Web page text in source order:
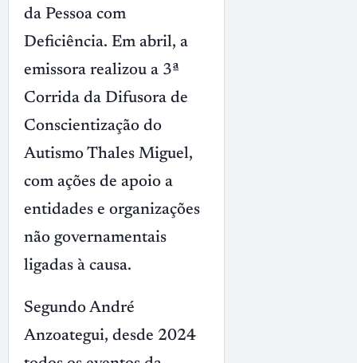
da Pessoa com
Deficiência. Em abril, a
emissora realizou a 3ª
Corrida da Difusora de
Conscientização do
Autismo Thales Miguel,
com ações de apoio a
entidades e organizações
não governamentais
ligadas à causa.
Segundo André
Anzoategui, desde 2024